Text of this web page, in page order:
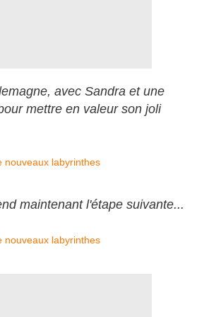
avec Sandra et une
mettre en valeur son joli
maintenant l'étape suivante...